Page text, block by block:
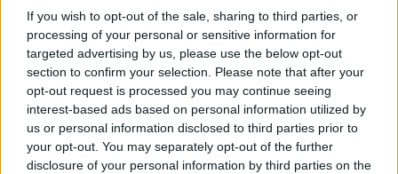
If you wish to opt-out of the sale, sharing to third parties, or
processing of your personal or sensitive information for
targeted advertising by us, please use the below opt-out
section to confirm your selection. Please note that after your
opt-out request is processed you may continue seeing
interest-based ads based on personal information utilized by
us or personal information disclosed to third parties prior to
your opt-out. You may separately opt-out of the further
disclosure of your personal information by third parties on the
Bērns atsakās no dārzeņiem? Lūk, receptes, ko nesmādēs